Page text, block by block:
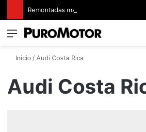
Menú
Inicio /Audi Costa Rica
Audi Costa